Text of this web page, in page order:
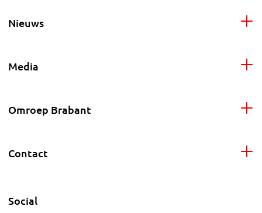
Nieuws
Media
Omroep Brabant
Contact
Social